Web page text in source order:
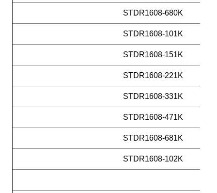
STDR1608-680K
STDR1608-101K
STDR1608-151K
STDR1608-221K
STDR1608-331K
STDR1608-471K
STDR1608-681K
STDR1608-102K